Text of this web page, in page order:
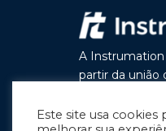
A Instrumation
partir da união
com o
vanguarda por
Este site usa cookies